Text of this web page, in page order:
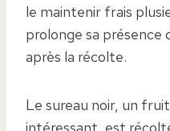
le maintenir frais
prolonge sa présence
après la récolte.
Le sureau noir, un